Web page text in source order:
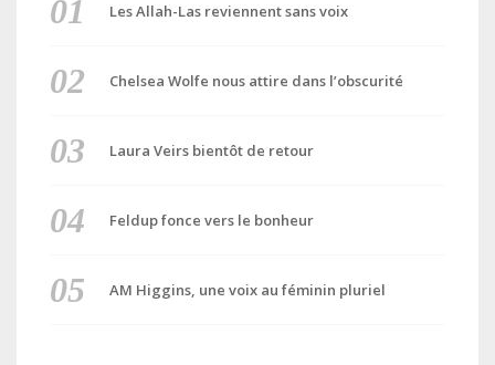
Les Allah-Las reviennent sans voix
Chelsea Wolfe nous attire dans l’obscurité
Laura Veirs bientôt de retour
Feldup fonce vers le bonheur
AM Higgins, une voix au féminin pluriel